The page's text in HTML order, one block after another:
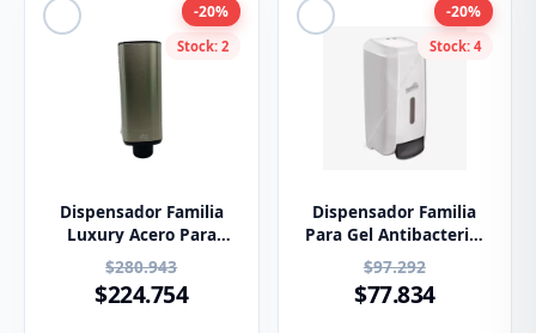
Stock: 2
-20%
Dispensador Familia
Luxury Acero Para
Jabon Espuma 83620
$280.943
$224.754
Stock: 4
-20%
Dispensador Familia
Para Gel Antibacterial
83201
$97.292
$77.834